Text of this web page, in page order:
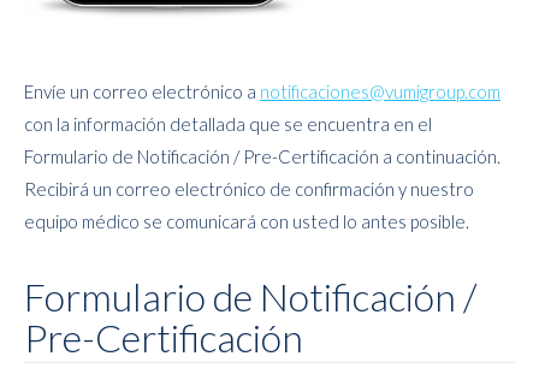
Envíe un correo electrónico a notificaciones@vumigroup.com
con la información detallada que se encuentra en el
Formulario de Notificación / Pre-Certificación a continuación.
Recibirá un correo electrónico de confirmación y nuestro
equipo médico se comunicará con usted lo antes posible.
Formulario de Notificación /
Pre-Certificación